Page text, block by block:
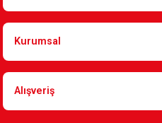
Kurumsal
Alışveriş